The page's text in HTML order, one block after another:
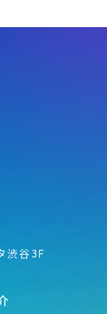
渋谷3F